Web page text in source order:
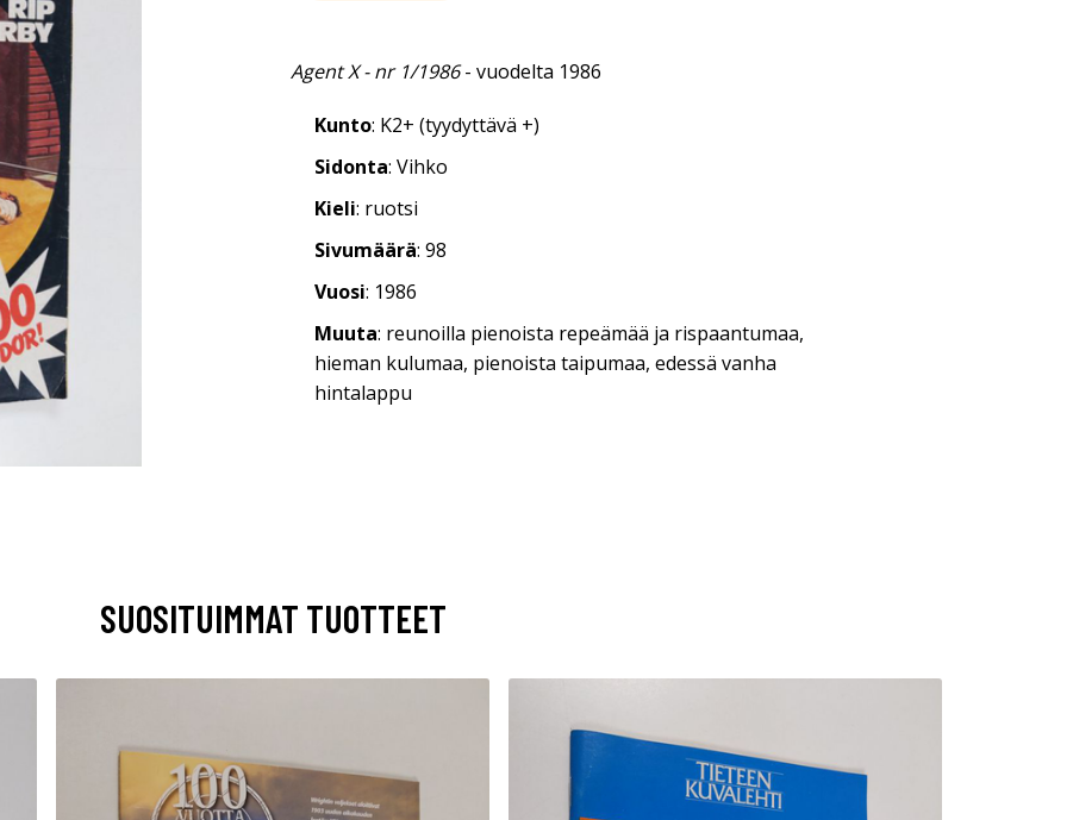
Agent X - nr 1/1986- vuodelta 1986
Kunto: K2+ (tyydyttävä +)
Sidonta: Vihko
Kieli: ruotsi
Sivumäärä: 98
Vuosi: 1986
Muuta: reunoilla pienoista repeämää ja rispaantumaa,
hieman kulumaa, pienoista taipumaa, edessä vanha
hintalappu
SUOSITUIMMAT TUOTTEET